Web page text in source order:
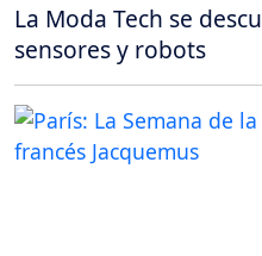
La Moda Tech se
sensores y robots